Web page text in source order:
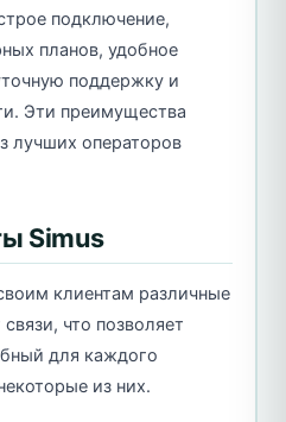
подключение,
планов, удобное
поддержку и
Эти преимущества
лучших операторов
Simus
клиентам различные
что позволяет
для каждого
из них.